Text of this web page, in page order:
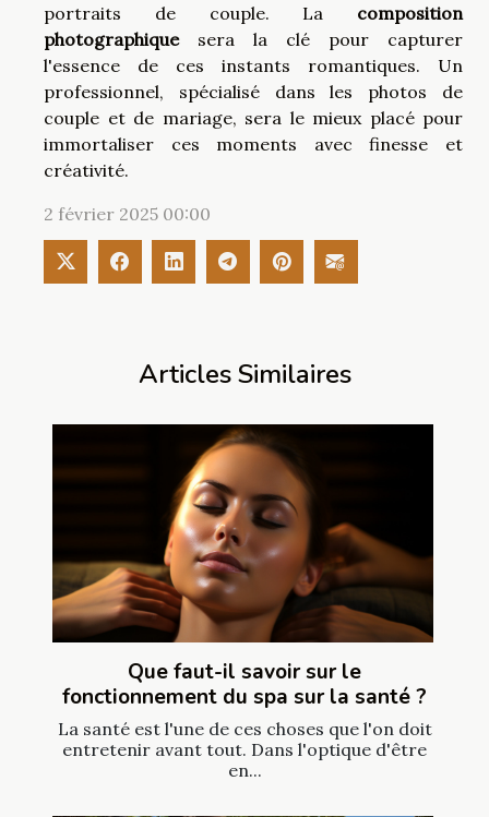
Articles Similaires
Que faut-il savoir sur le
fonctionnement du spa sur la santé ?
La santé est l'une de ces choses que l'on doit
entretenir avant tout. Dans l'optique d'être
en...
portraits de couple. La composition
photographiquesera la clé pour capturer
l'essence de ces instants romantiques. Un
professionnel, spécialisé dans les photos de
couple et de mariage, sera le mieux placé pour
immortaliser ces moments avec finesse et
créativité.
2 février 2025 00:00